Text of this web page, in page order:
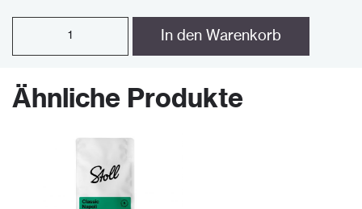
In den Warenkorb
Ähnliche Produkte